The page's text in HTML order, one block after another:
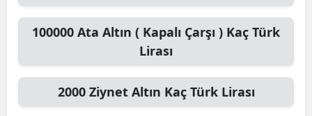
100000 Ata Altın ( Kapalı Çarşı ) Kaç Türk
Lirası
2000 Ziynet Altın Kaç Türk Lirası